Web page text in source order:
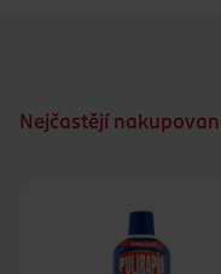
Nejčastějí